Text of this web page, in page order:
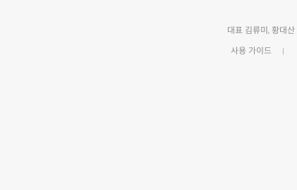
대표 김류미, 황대산
사용 가이드